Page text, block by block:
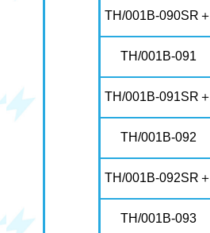
TH/001B-090SR＋
TH/001B-091
TH/001B-091SR＋
TH/001B-092
TH/001B-092SR＋
TH/001B-093